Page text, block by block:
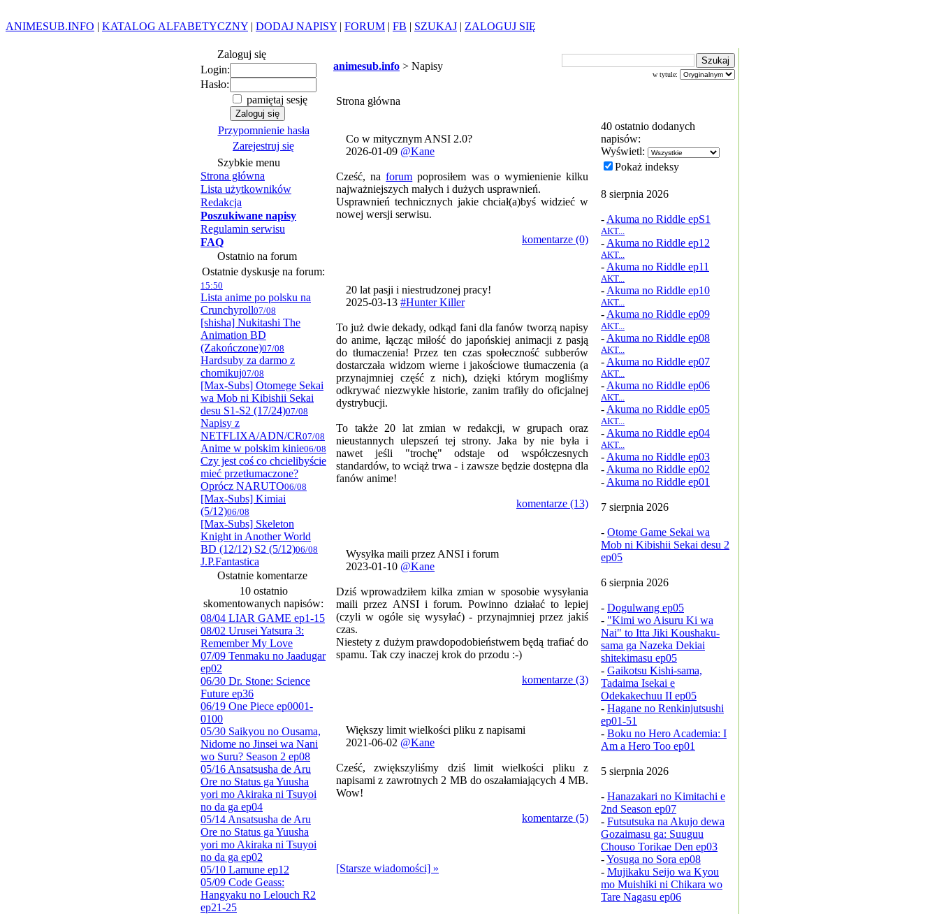
ANIMESUB.INFO | KATALOG ALFABETYCZNY | DODAJ NAPISY | FORUM | FB | SZUKAJ | ZALOGUJ SIĘ
Zaloguj się
Login:
Hasło:
pamiętaj sesję
Przypomnienie hasła
Zarejestruj się
Szybkie menu
Strona główna
Lista użytkowników
Redakcja
Poszukiwane napisy
Regulamin serwisu
FAQ
Ostatnio na forum
Ostatnie dyskusje na forum:
15:50
Lista anime po polsku na
Crunchyroll07/08
[shisha] Nukitashi The
Animation BD
(Zakończone)07/08
Hardsuby za darmo z
chomikuj07/08
[Max-Subs] Otomege Sekai
wa Mob ni Kibishii Sekai
desu S1-S2 (17/24)07/08
Napisy z
NETFLIXA/ADN/CR07/08
Anime w polskim kinie06/08
Czy jest coś co chcielibyście
mieć przetłumaczone?
Oprócz NARUTO06/08
[Max-Subs] Kimiai
(5/12)06/08
[Max-Subs] Skeleton
Knight in Another World
BD (12/12) S2 (5/12)06/08
J.P.Fantastica
Ostatnie komentarze
10 ostatnio
skomentowanych napisów:
08/04 LIAR GAME ep1-15
08/02 Urusei Yatsura 3:
Remember My Love
07/09 Tenmaku no Jaadugar
ep02
06/30 Dr. Stone: Science
Future ep36
06/19 One Piece ep0001-
0100
05/30 Saikyou no Ousama,
Nidome no Jinsei wa Nani
wo Suru? Season 2 ep08
05/16 Ansatsusha de Aru
Ore no Status ga Yuusha
yori mo Akiraka ni Tsuyoi
no da ga ep04
05/14 Ansatsusha de Aru
Ore no Status ga Yuusha
yori mo Akiraka ni Tsuyoi
no da ga ep02
05/10 Lamune ep12
05/09 Code Geass:
Hangyaku no Lelouch R2
ep21-25
animesub.info > Napisy
w tytule:
Strona główna
Co w mitycznym ANSI 2.0?
2026-01-09 @Kane
Cześć, naforum poprosiłem was o wymienienie kilku
najważniejszych małych i dużych usprawnień.
Usprawnień technicznych jakie chciał(a)byś widzieć w
nowej wersji serwisu.
komentarze (0)
20 lat pasji i niestrudzonej pracy!
2025-03-13 #Hunter Killer
To już dwie dekady, odkąd fani dla fanów tworzą napisy
do anime, łącząc miłość do japońskiej animacji z pasją
do tłumaczenia! Przez ten czas społeczność subberów
dostarczała widzom wierne i jakościowe tłumaczenia (a
przynajmniej część z nich), dzięki którym mogliśmy
odkrywać niezwykłe historie, zanim trafiły do oficjalnej
dystrybucji.
To także 20 lat zmian w redakcji, w grupach oraz
nieustannych ulepszeń tej strony. Jaka by nie była i
nawet jeśli "trochę" odstaje od współczesnych
standardów, to wciąż trwa - i zawsze będzie dostępna dla
fanów anime!
komentarze (13)
Wysyłka maili przez ANSI i forum
2023-01-10 @Kane
Dziś wprowadziłem kilka zmian w sposobie wysyłania
maili przez ANSI i forum. Powinno działać to lepiej
(czyli w ogóle się wysyłać) - przynajmniej przez jakiś
czas.
Niestety z dużym prawdopodobieństwem będą trafiać do
spamu. Tak czy inaczej krok do przodu :-)
komentarze (3)
Większy limit wielkości pliku z napisami
2021-06-02 @Kane
Cześć, zwiększyliśmy dziś limit wielkości pliku z
napisami z zawrotnych 2 MB do oszałamiających 4 MB.
Wow!
komentarze (5)
[Starsze wiadomości] »
40 ostatnio dodanych
napisów:
Wyświetl:
Pokaż indeksy
8 sierpnia 2026
- Akuma no Riddle epS1
AKT...
- Akuma no Riddle ep12
AKT...
- Akuma no Riddle ep11
AKT...
- Akuma no Riddle ep10
AKT...
- Akuma no Riddle ep09
AKT...
- Akuma no Riddle ep08
AKT...
- Akuma no Riddle ep07
AKT...
- Akuma no Riddle ep06
AKT...
- Akuma no Riddle ep05
AKT...
- Akuma no Riddle ep04
AKT...
- Akuma no Riddle ep03
- Akuma no Riddle ep02
- Akuma no Riddle ep01
7 sierpnia 2026
- Otome Game Sekai wa
Mob ni Kibishii Sekai desu 2
ep05
6 sierpnia 2026
- Dogulwang ep05
- "Kimi wo Aisuru Ki wa
Nai" to Itta Jiki Koushaku-
sama ga Nazeka Dekiai
shitekimasu ep05
- Gaikotsu Kishi-sama,
Tadaima Isekai e
Odekakechuu II ep05
- Hagane no Renkinjutsushi
ep01-51
- Boku no Hero Academia: I
Am a Hero Too ep01
5 sierpnia 2026
- Hanazakari no Kimitachi e
2nd Season ep07
- Futsutsuka na Akujo dewa
Gozaimasu ga: Suuguu
Chouso Torikae Den ep03
-Yosuga no Sora ep08
- Mujikaku Seijo wa Kyou
mo Muishiki ni Chikara wo
Tare Nagasu ep06